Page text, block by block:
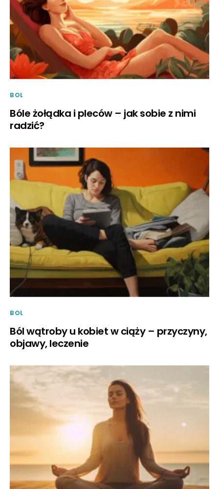
BOL
Bóle żołądka i pleców – jak sobie z nimi
radzić?
BOL
Ból wątroby u kobiet w ciąży – przyczyny,
objawy, leczenie